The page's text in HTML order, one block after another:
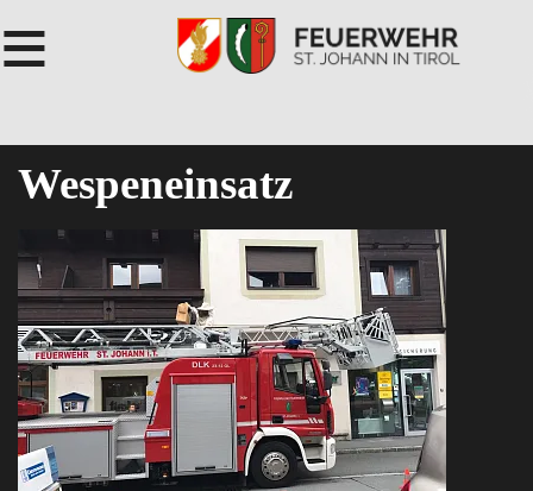
≡
Wespeneinsatz